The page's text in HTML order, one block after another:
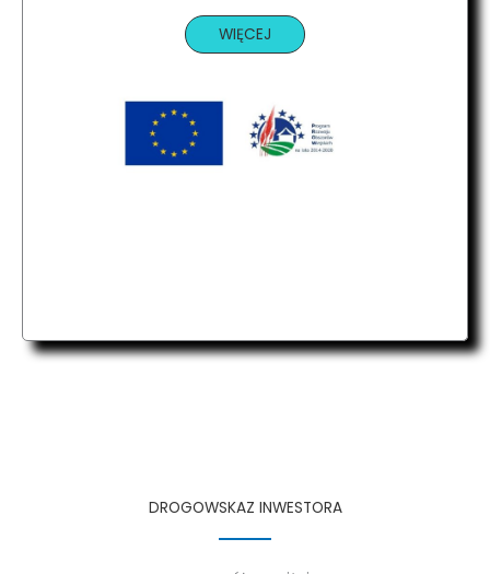
WIĘCEJ
DROGOWSKAZ INWESTORA